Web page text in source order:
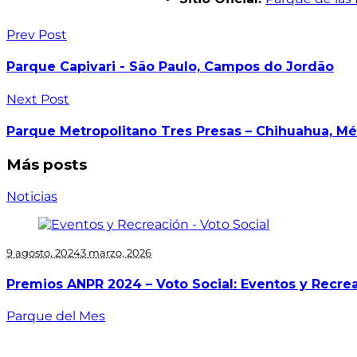
Prev Post
Parque Capivari - São Paulo, Campos do Jordão
Next Post
Parque Metropolitano Tres Presas – Chihuahua,
Más posts
Noticias
9 agosto, 20243 marzo, 2026
Premios ANPR 2024 – Voto Social: Eventos y
Parque del Mes